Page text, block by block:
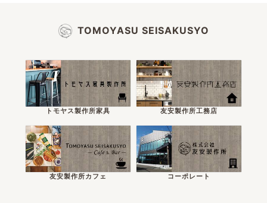
TOMOYASU SEISAKUSYO
トモヤス製作所家具 友安製作所工務店
友安製作所カフェ コーポレート